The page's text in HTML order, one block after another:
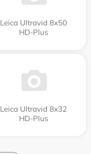
Leica Ultravid 8x50
HD-Plus
Leica Ultravid 8x32
HD-Plus